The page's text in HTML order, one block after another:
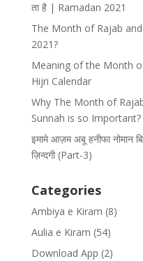
ता है | Ramadan 2021
The Month of Rajab
2021?
Meaning of the Month
Hijri Calendar
Why The Month of
Sunnah is so Important?
इमामे आज़म अबू हनीफा नोमान
ज़िन्दगी (Part-3)
Categories
Ambiya e Kiram (8)
Aulia e Kiram (54)
Download App (2)